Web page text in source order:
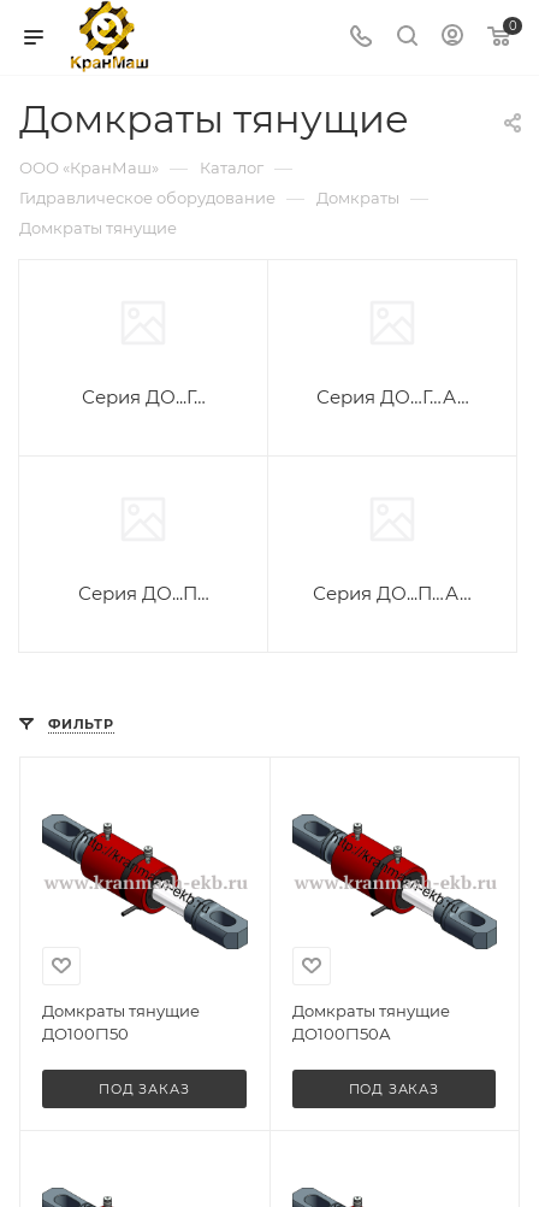
0
Домкраты тянущие
ООО «КранМаш» — Каталог —
Гидравлическое оборудование — Домкраты —
Домкраты тянущие
Серия ДО...Г… Серия ДО…Г…А…
Серия ДО...П… Серия ДО...П…А…
ФИЛЬТР
Домкраты тянущие
ДО100Г150
ПОД ЗАКАЗ
Домкраты тянущие
ДО100Г150А
ПОД ЗАКАЗ